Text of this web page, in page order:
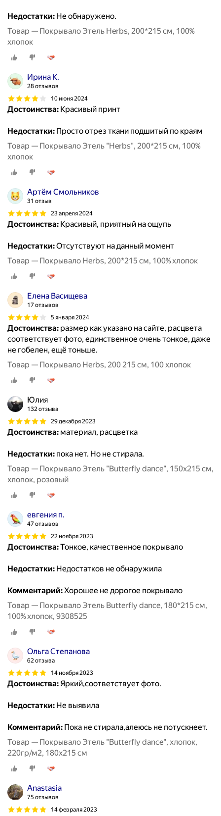
Недостатки: Не обнаружено.
Товар — Покрывало Этель Herbs, 200*215 см, 100%
хлопок
Ирина К.
28 отзывов
10 июня 2024
Достоинства: Красивый принт
Недостатки: Просто отрез ткани подшитый по краям
Товар — Покрывало Этель "Herbs", 200*215 см, 100%
хлопок
Артём Смольников
31 отзыв
23 апреля 2024
Достоинства: Красивый, приятный на ощупь
Недостатки:Отсутствуют на данный момент
Товар — Покрывало Herbs, 200*215 см, 100% хлопок
Елена Васищева
17 отзывов
5 января 2024
Достоинства: размер как указано на сайте, расцвета
соответствует фото, единственное очень тонкое, даже
не гобелен, ещё тоньше.
Товар — Покрывало Herbs, 200 215 см, 100 хлопок
Юлия
132 отзыва
29 декабря 2023
Достоинства: материал, расцветка
Недостатки: пока нет. Но не стирала.
Товар — Покрывало Этель "Butterfly dance", 150x215 см,
хлопок, розовый
евгения п.
47 отзывов
22 ноября 2023
Достоинства:Тонкое, качественное покрывало
Недостатки: Недостатков не обнаружила
Комментарий:Хорошее не дорогое покрывало
Товар — Покрывало Этель Butterfly dance, 180*215 см,
100% хлопок, 9308525
Ольга Степанова
62 отзыва
14 ноября 2023
Достоинства:Яркий,соответствует фото.
Недостатки: Не выявила
Комментарий: Пока не стирала,алеюсь не потускнеет.
Товар — Покрывало Этель "Butterfly dance", хлопок,
220гр/м2, 180x215 см
Anastasia
75 отзывов
14 февраля 2023